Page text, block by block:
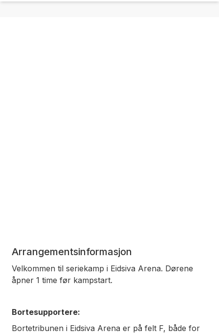
Arrangementsinformasjon
Velkommen til seriekamp i Eidsiva Arena. Dørene
åpner 1 time før kampstart.
Bortesupportere:
Bortetribunen i Eidsiva Arena er på felt F, både for